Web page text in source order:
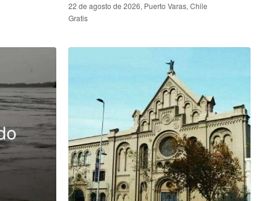
22 de agosto de 2026, Puerto Varas, Chile
Gratis